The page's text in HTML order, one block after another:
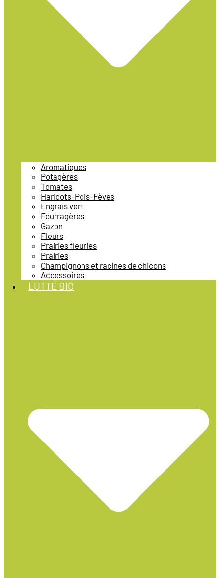
Aromatiques
Potagères
Tomates
Haricots-Pois-Fèves
Engrais vert
Fourragères
Gazon
Fleurs
Prairies fleuries
Prairies
Champignons et racines de chicons
Accessoires
LUTTE BIO